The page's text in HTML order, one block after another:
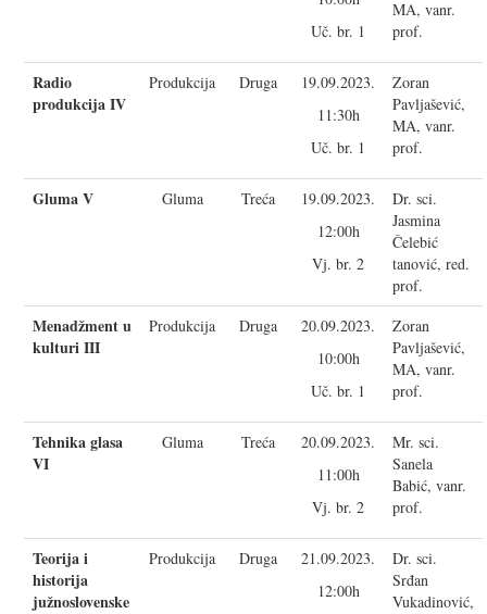
Uč. br. 1
MA, vanr.
prof.
Radio
produkcija IV
Produkcija Druga
19.09.2023.
11:30h
Uč. br. 1
Zoran
Pavljašević,
MA, vanr.
prof.
Gluma V Gluma Treća
19.09.2023.
12:00h
Vj. br. 2
Dr. sci.
Jasmina
Čelebić
tanović, red.
prof.
Menadžment u
kulturi III
Produkcija Druga
20.09.2023.
10:00h
Uč. br. 1
Zoran
Pavljašević,
MA, vanr.
prof.
Tehnika glasa
VI
Gluma Treća
20.09.2023.
11:00h
Vj. br. 2
Mr. sci.
Sanela
Babić, vanr.
prof.
Teorija i
historija
južnoslovenske
Produkcija Druga
21.09.2023.
12:00h
Dr. sci.
Srđan
Vukadinović,